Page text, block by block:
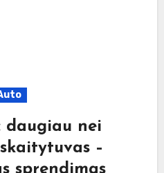
daugiau nei
–
sprendimas